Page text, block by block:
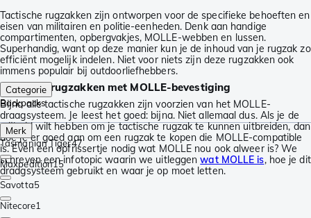
Tactische rugzakken zijn ontworpen voor de specifieke behoeften en
eisen van militairen en politie-eenheden. Denk aan handige
compartimenten, opbergvakjes, MOLLE-webben en lussen.
Superhandig, want op deze manier kun je de inhoud van je rugzak zo
efficiënt mogelijk indelen. Niet voor niets zijn deze rugzakken ook
immens populair bij outdoorliefhebbers.
Tactische rugzakken met MOLLE-bevestiging
Bijna alle tactische rugzakken zijn voorzien van het MOLLE-
draagsysteem. Je leest het goed: bijna. Niet allemaal dus. Als je de
vrijheid wilt hebben om je tactische rugzak te kunnen uitbreiden, dan
doe je er goed aan om een rugzak te kopen die MOLLE-compatible
is. Even een opfrissertje nodig wat MOLLE nou ook alweer is? We
schreven een infotopic waarin we uitleggenwat MOLLE is, hoe je dit
draagsysteem gebruikt en waar je op moet letten.
Categorie
Backpacks
Merk
Tasmanian Tiger47
Maxpedition15
Savotta5
Nitecore1